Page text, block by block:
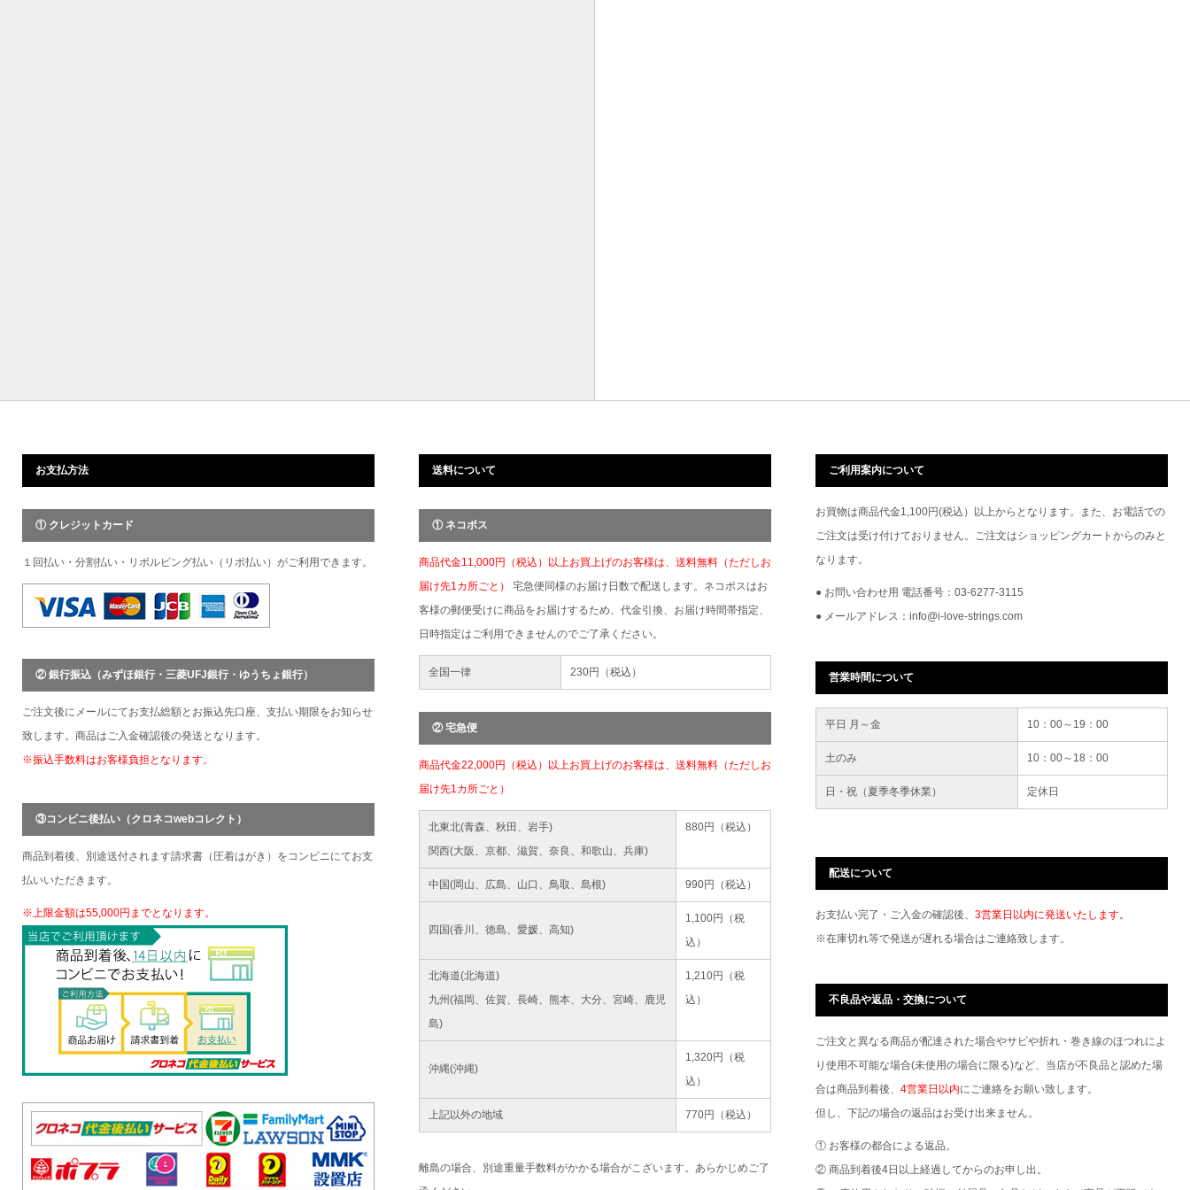
お支払方法
① クレジットカード
１回払い・分割払い・リボルビング払い（リボ払い）がご利用できます。
② 銀行振込（みずほ銀行・三菱UFJ銀行・ゆうちょ銀行）
ご注文後にメールにてお支払総額とお振込先口座、支払い期限をお知らせ
致します。商品はご入金確認後の発送となります。
※振込手数料はお客様負担となります。
③コンビニ後払い（クロネコwebコレクト）
商品到着後、別途送付されます請求書（圧着はがき）をコンビニにてお支
払いいただきます。
※上限金額は55,000円までとなります。
送料について
① ネコポス
商品代金11,000円（税込）以上お買上げのお客様は、送料無料（ただしお
届け先1カ所ごと） 宅急便同様のお届け日数で配送します。ネコポスはお
客様の郵便受けに商品をお届けするため、代金引換、お届け時間帯指定、
日時指定はご利用できませんのでご了承ください。
全国一律 230円（税込）
② 宅急便
商品代金22,000円（税込）以上お買上げのお客様は、送料無料（ただしお
届け先1カ所ごと）
北東北(青森、秋田、岩手)
関西(大阪、京都、滋賀、奈良、和歌山、兵庫)
880円（税込）
中国(岡山、広島、山口、鳥取、島根) 990円（税込）
四国(香川、徳島、愛媛、高知)
1,100円（税
込）
北海道(北海道)
九州(福岡、佐賀、長崎、熊本、大分、宮崎、鹿児
島)
1,210円（税
込）
沖縄(沖縄)
1,320円（税
込）
上記以外の地域 770円（税込）
離島の場合、別途重量手数料がかかる場合がこざいます。あらかじめご了
ご利用案内について
お買物は商品代金1,100円(税込）以上からとなります。また、お電話での
ご注文は受け付けておりません。ご注文はショッピングカートからのみと
なります。
● お問い合わせ用 電話番号：03-6277-3115
● メールアドレス：info@i-love-strings.com
営業時間について
平日 月～金 10：00～19：00
土のみ 10：00～18：00
日・祝（夏季冬季休業） 定休日
配送について
お支払い完了・ご入金の確認後、 3営業日以内に発送いたします。
※在庫切れ等で発送が遅れる場合はご連絡致します。
不良品や返品・交換について
ご注文と異なる商品が配達された場合やサビや折れ・巻き線のほつれによ
り使用不可能な場合(未使用の場合に限る)など、当店が不良品と認めた場
合は商品到着後、 4営業日以内にご連絡をお願い致します。
但し、下記の場合の返品はお受け出来ません。
① お客様の都合による返品。
② 商品到着後4日以上経過してからのお申し出。